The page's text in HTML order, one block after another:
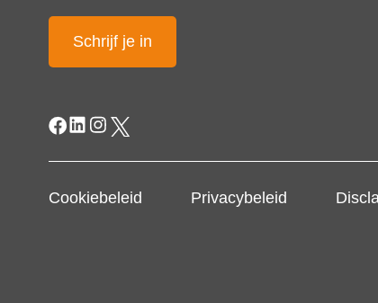
Schrijf je in
Cookiebeleid Privacybeleid